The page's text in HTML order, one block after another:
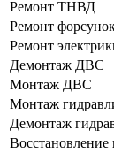
Ремонт ТНВД
Ремонт
Ремонт
Демонтаж ДВС
Монтаж ДВС
Монтаж
Демонтаж